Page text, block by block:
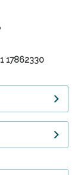
17862330